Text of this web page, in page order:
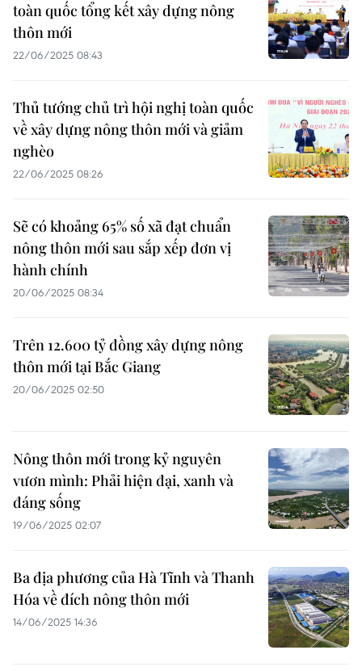
toàn quốc tổng kết xây dựng nông
thôn mới
22/06/2025 08:43
Thủ tướng chủ trì hội nghị toàn quốc
về xây dựng nông thôn mới và giảm
nghèo
22/06/2025 08:26
Sẽ có khoảng 65% số xã đạt chuẩn
nông thôn mới sau sắp xếp đơn vị
hành chính
20/06/2025 08:34
Trên 12.600 tỷ đồng xây dựng nông
thôn mới tại Bắc Giang
20/06/2025 02:50
Nông thôn mới trong kỷ nguyên
vươn mình: Phải hiện đại, xanh và
đáng sống
19/06/2025 02:07
Ba địa phương của Hà Tĩnh và Thanh
Hóa về đích nông thôn mới
14/06/2025 14:36